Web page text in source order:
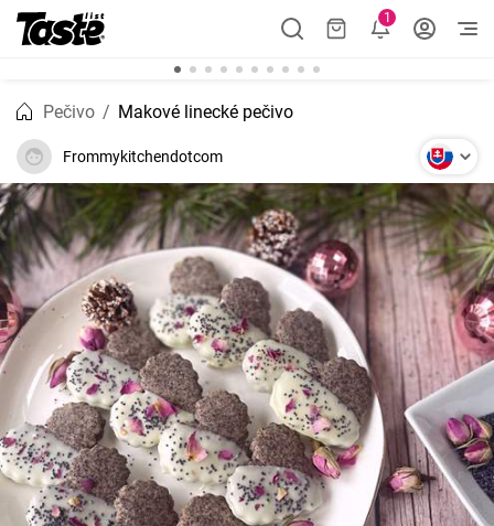
1
Pečivo Makové linecké pečivo
Frommykitchendotcom